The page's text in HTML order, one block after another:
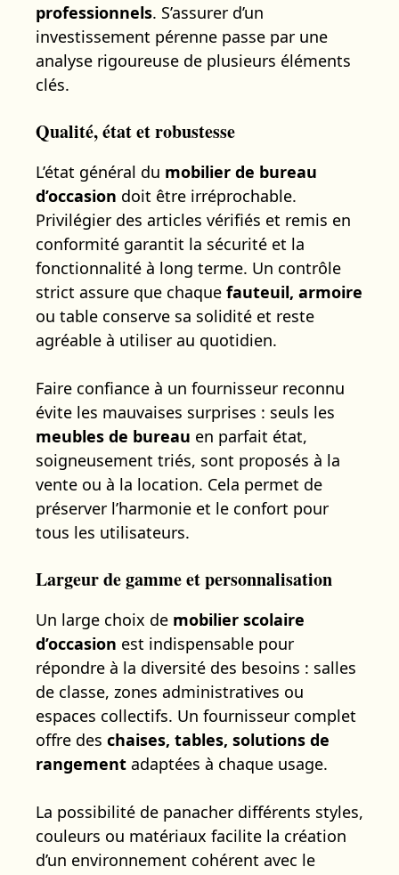
professionnels. S’assurer d’un
investissement pérenne passe par une
analyse rigoureuse de plusieurs éléments
clés.
Qualité, état et robustesse
L’état général du mobilier de bureau
d’occasion doit être irréprochable.
Privilégier des articles vérifiés et remis en
conformité garantit la sécurité et la
fonctionnalité à long terme. Un contrôle
strict assure que chaque fauteuil, armoire
ou table conserve sa solidité et reste
agréable à utiliser au quotidien.
Faire confiance à un fournisseur reconnu
évite les mauvaises surprises : seuls les
meubles de bureau en parfait état,
soigneusement triés, sont proposés à la
vente ou à la location. Cela permet de
préserver l’harmonie et le confort pour
tous les utilisateurs.
Largeur de gamme et personnalisation
Un large choix de mobilier scolaire
d’occasion est indispensable pour
répondre à la diversité des besoins : salles
de classe, zones administratives ou
espaces collectifs. Un fournisseur complet
offre des chaises, tables, solutions de
rangement adaptées à chaque usage.
La possibilité de panacher différents styles,
couleurs ou matériaux facilite la création
d’un environnement cohérent avec le